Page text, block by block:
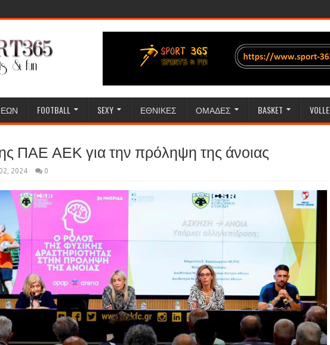
FOOTBALL SEXY ΕΘΝΙΚΕΣ ΟΜΑΔΕΣ BASKET
ΠΑΕ ΑΕΚ για την πρόληψη της άνοιας
2024 0